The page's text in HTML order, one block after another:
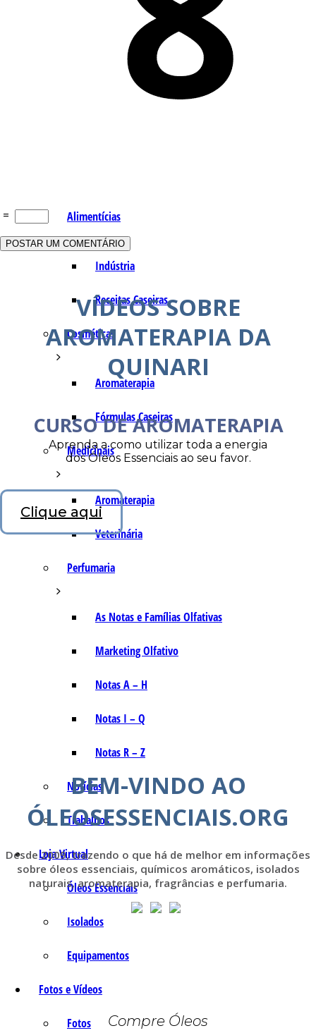
Salicilato de Metila
Alimentícias
Indústria
Receitas Caseiras
Cosméticas
Aromaterapia
Fórmulas Caseiras
Medicinais
Aromaterapia
Veterinária
Perfumaria
As Notas e Famílias Olfativas
Marketing Olfativo
Notas A – H
Notas I – Q
Notas R – Z
Notícias
Trabalhos
Loja Virtual
Óleos Essenciais
Isolados
Equipamentos
Fotos e Vídeos
Fotos
=
VÍDEOS SOBRE
AROMATERAPIA DA
QUINARI
CURSO DE AROMATERAPIA
Aprenda a como utilizar toda a energia
dos Óleos Essenciais ao seu favor.
Clique aqui
BEM-VINDO AO
ÓLEOSESSENCIAIS.ORG
Desde 2009, trazendo o que há de melhor em informações
sobre óleos essenciais, químicos aromáticos, isolados
naturais, aromaterapia, fragrâncias e perfumaria.
Compre Óleos